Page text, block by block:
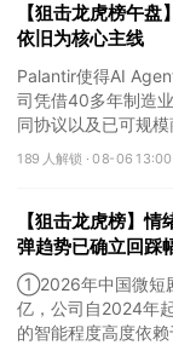
【狙击龙虎榜午
依旧为核心主线
Palantir使得AI
司凭借40多年制造
同协议以及已可规
司”向“AI原生平台生
189 人解锁 ·08-06 13:00
【狙击龙虎榜】
弹趋势已确立回踩
①2026年中国微短
亿，公司自2024年
的智能程度高度依